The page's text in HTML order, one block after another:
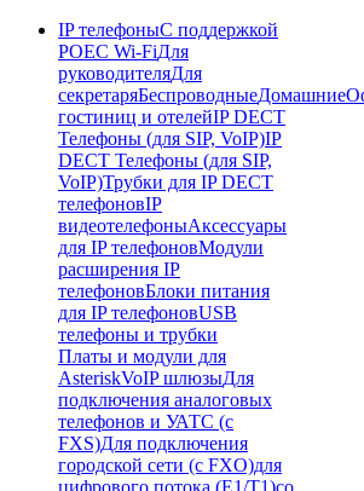
IP телефоныС поддержкой
POEC Wi-FiДля
руководителяДля
секретаряБеспроводныеДомашние
гостиниц и отелейIP DECT
Телефоны (для SIP, VoIP)IP
DECT Телефоны (для SIP,
VoIP)Трубки для IP DECT
телефоновIP
видеотелефоныАксессуары
для IP телефоновМодули
расширения IP
телефоновБлоки питания
для IP телефоновUSB
телефоны и трубки
Платы и модули для
AsteriskVoIP шлюзыДля
подключения аналоговых
телефонов и УАТС (с
FXS)Для подключения
городской сети (с FXO)для
цифрового потока (E1/T1)со